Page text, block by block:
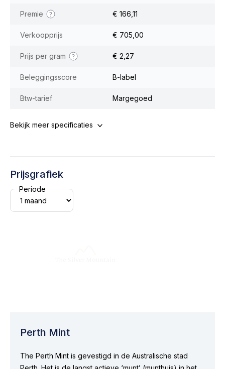
Premie € 166,11
Verkoopprijs € 705,00
Prijs per gram € 2,27
Beleggingsscore B-label
Btw-tarief Margegoed
Bekijk meer specificaties
Prijsgrafiek
Periode
Perth Mint
The Perth Mint is gevestigd in de Australische stad